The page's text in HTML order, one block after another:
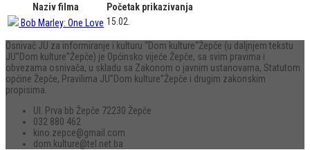
Naziv filma
Početak prikazivanja
Bob Marley: One Love 15.02.
Osnivač JU za informiranje i kulturu “Dom kulture“Žepče (u daljnjem tekstu
JU”Dom kulture”Žepče) je Općinsko vijeće Žepče, sa svim pravima i
obvezama osnivača, u skladu sa Zakonom o javnim ustanovama, Statutom
općine Žepče, Pravilima JU”Dom kulture”Žepče i drugim zakonskim
propisima.
Ul. Prva bb Žepče 72230 Žepče
032 880 462
kino.zepce@gmail.com
dom.kulture@tel.net.ba